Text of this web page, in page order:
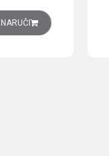
ploča
NARUČI